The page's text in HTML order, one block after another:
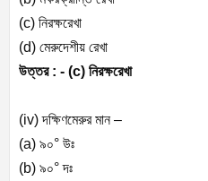
(c) নিরক্ষরেখা
(d) মেরুদেশীয় রেখা
উত্তর : - (c) নিরক্ষরেখা
(iv) দক্ষিণমেরুর মান –
(a) ৯০° উঃ
(b) ৯০° দঃ